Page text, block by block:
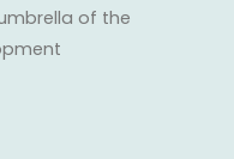
of the